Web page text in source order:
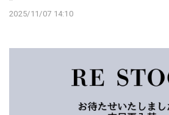
2025/11/07 14:10